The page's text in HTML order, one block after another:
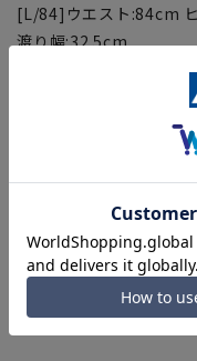
[L/84]ウエスト:84cm
渡り幅:32.5cm
[LL/88]ウエスト:88cm
下:91cm 渡り幅:33.9cm
[3L/92]ウエスト:92cm
■こちらの商品はご購
品となります。裾上げ
す。
※こちらの商品は在庫